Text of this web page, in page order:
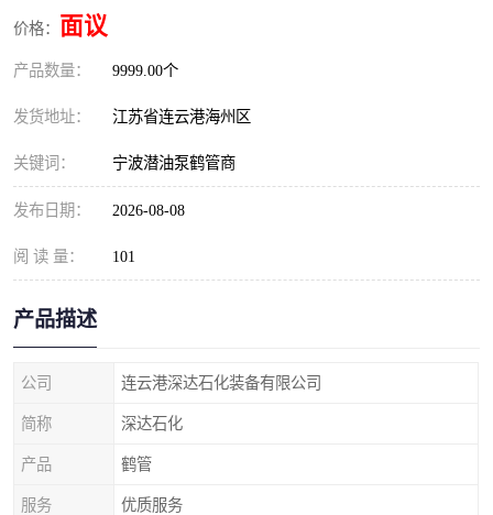
价格： 面议
产品数量： 9999.00个
发货地址： 江苏省连云港海州区
关键词： 宁波潜油泵鹤管商
发布日期： 2026-08-08
阅 读 量： 101
产品描述
公司 连云港深达石化装备有限公司
简称 深达石化
产品 鹤管
服务 优质服务